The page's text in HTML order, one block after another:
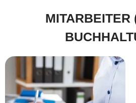
MITARBEITER